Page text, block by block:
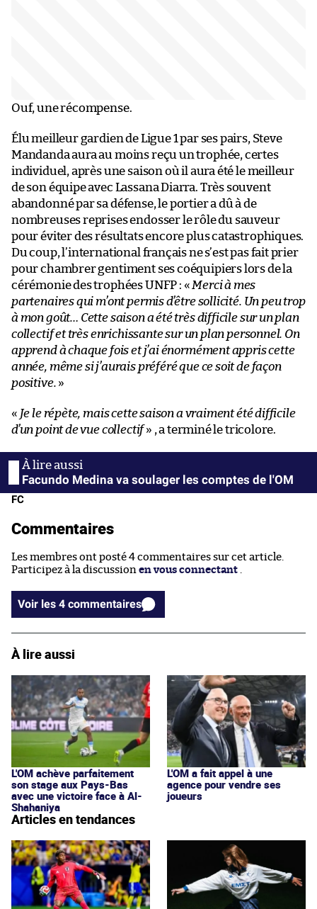
Ouf, une récompense.
Élu meilleur gardien de Ligue 1 par ses pairs, Steve
Mandanda aura au moins reçu un trophée, certes
individuel, après une saison où il aura été le meilleur
de son équipe avec Lassana Diarra. Très souvent
abandonné par sa défense, le portier a dû à de
nombreuses reprises endosser le rôle du sauveur
pour éviter des résultats encore plus catastrophiques.
Du coup, l’international français ne s’est pas fait prier
pour chambrer gentiment ses coéquipiers lors de la
cérémonie des trophées UNFP : « Merci à mes
partenaires qui m’ont permis d’être sollicité. Un peu trop
à mon goût… Cette saison a été très difficile sur un plan
collectif et très enrichissante sur un plan personnel. On
apprend à chaque fois et j’ai énormément appris cette
année, même si j’aurais préféré que ce soit de façon
positive. »
« Je le répète, mais cette saison a vraiment été difficile
d’un point de vue collectif» , a terminé le tricolore.
Facundo Medina va soulager les comptes de l'OM
FC
Commentaires
Les membres ont posté 4 commentaires sur cet article.
Participez à la discussion en vous connectant
Voir les 4 commentaires
À lire aussi
L'OM achève parfaitement
son stage aux Pays-Bas
avec une victoire face à Al-
Shahaniya
L'OM a fait appel à une
agence pour vendre ses
joueurs
Articles en tendances